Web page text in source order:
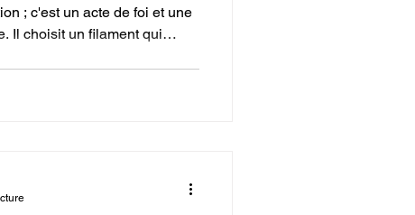
; c'est un acte de foi et une
Il choisit un filament qui
techniques, mais aussi